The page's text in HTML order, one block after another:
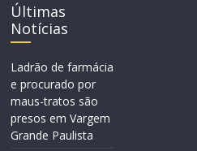
Últimas
Notícias
Ladrão de farmácia
e procurado por
maus-tratos são
presos em Vargem
Grande Paulista